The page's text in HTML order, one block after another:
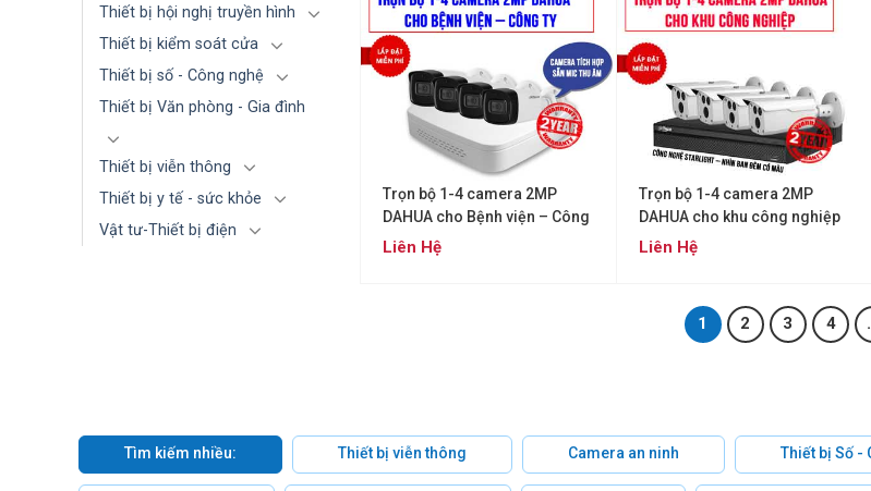
Thiết bị hội nghị truyền hình
Thiết bị kiểm soát cửa
Thiết bị số - Công nghệ
Thiết bị Văn phòng - Gia đình
Thiết bị viễn thông
Thiết bị y tế - sức khỏe
Vật tư-Thiết bị điện
Trọn bộ 1-4 camera 2MP
DAHUA cho Bệnh viện – Công
ty (Gói Silver 29)
Liên Hệ
Trọn bộ 1-4 camera 2MP
DAHUA cho khu công nghiệp
(Gói SILVER 36)
Liên Hệ
1 2 3 4
Tìm kiếm nhiều: Thiết bị viễn thông Camera an ninh Thiết bị Số -